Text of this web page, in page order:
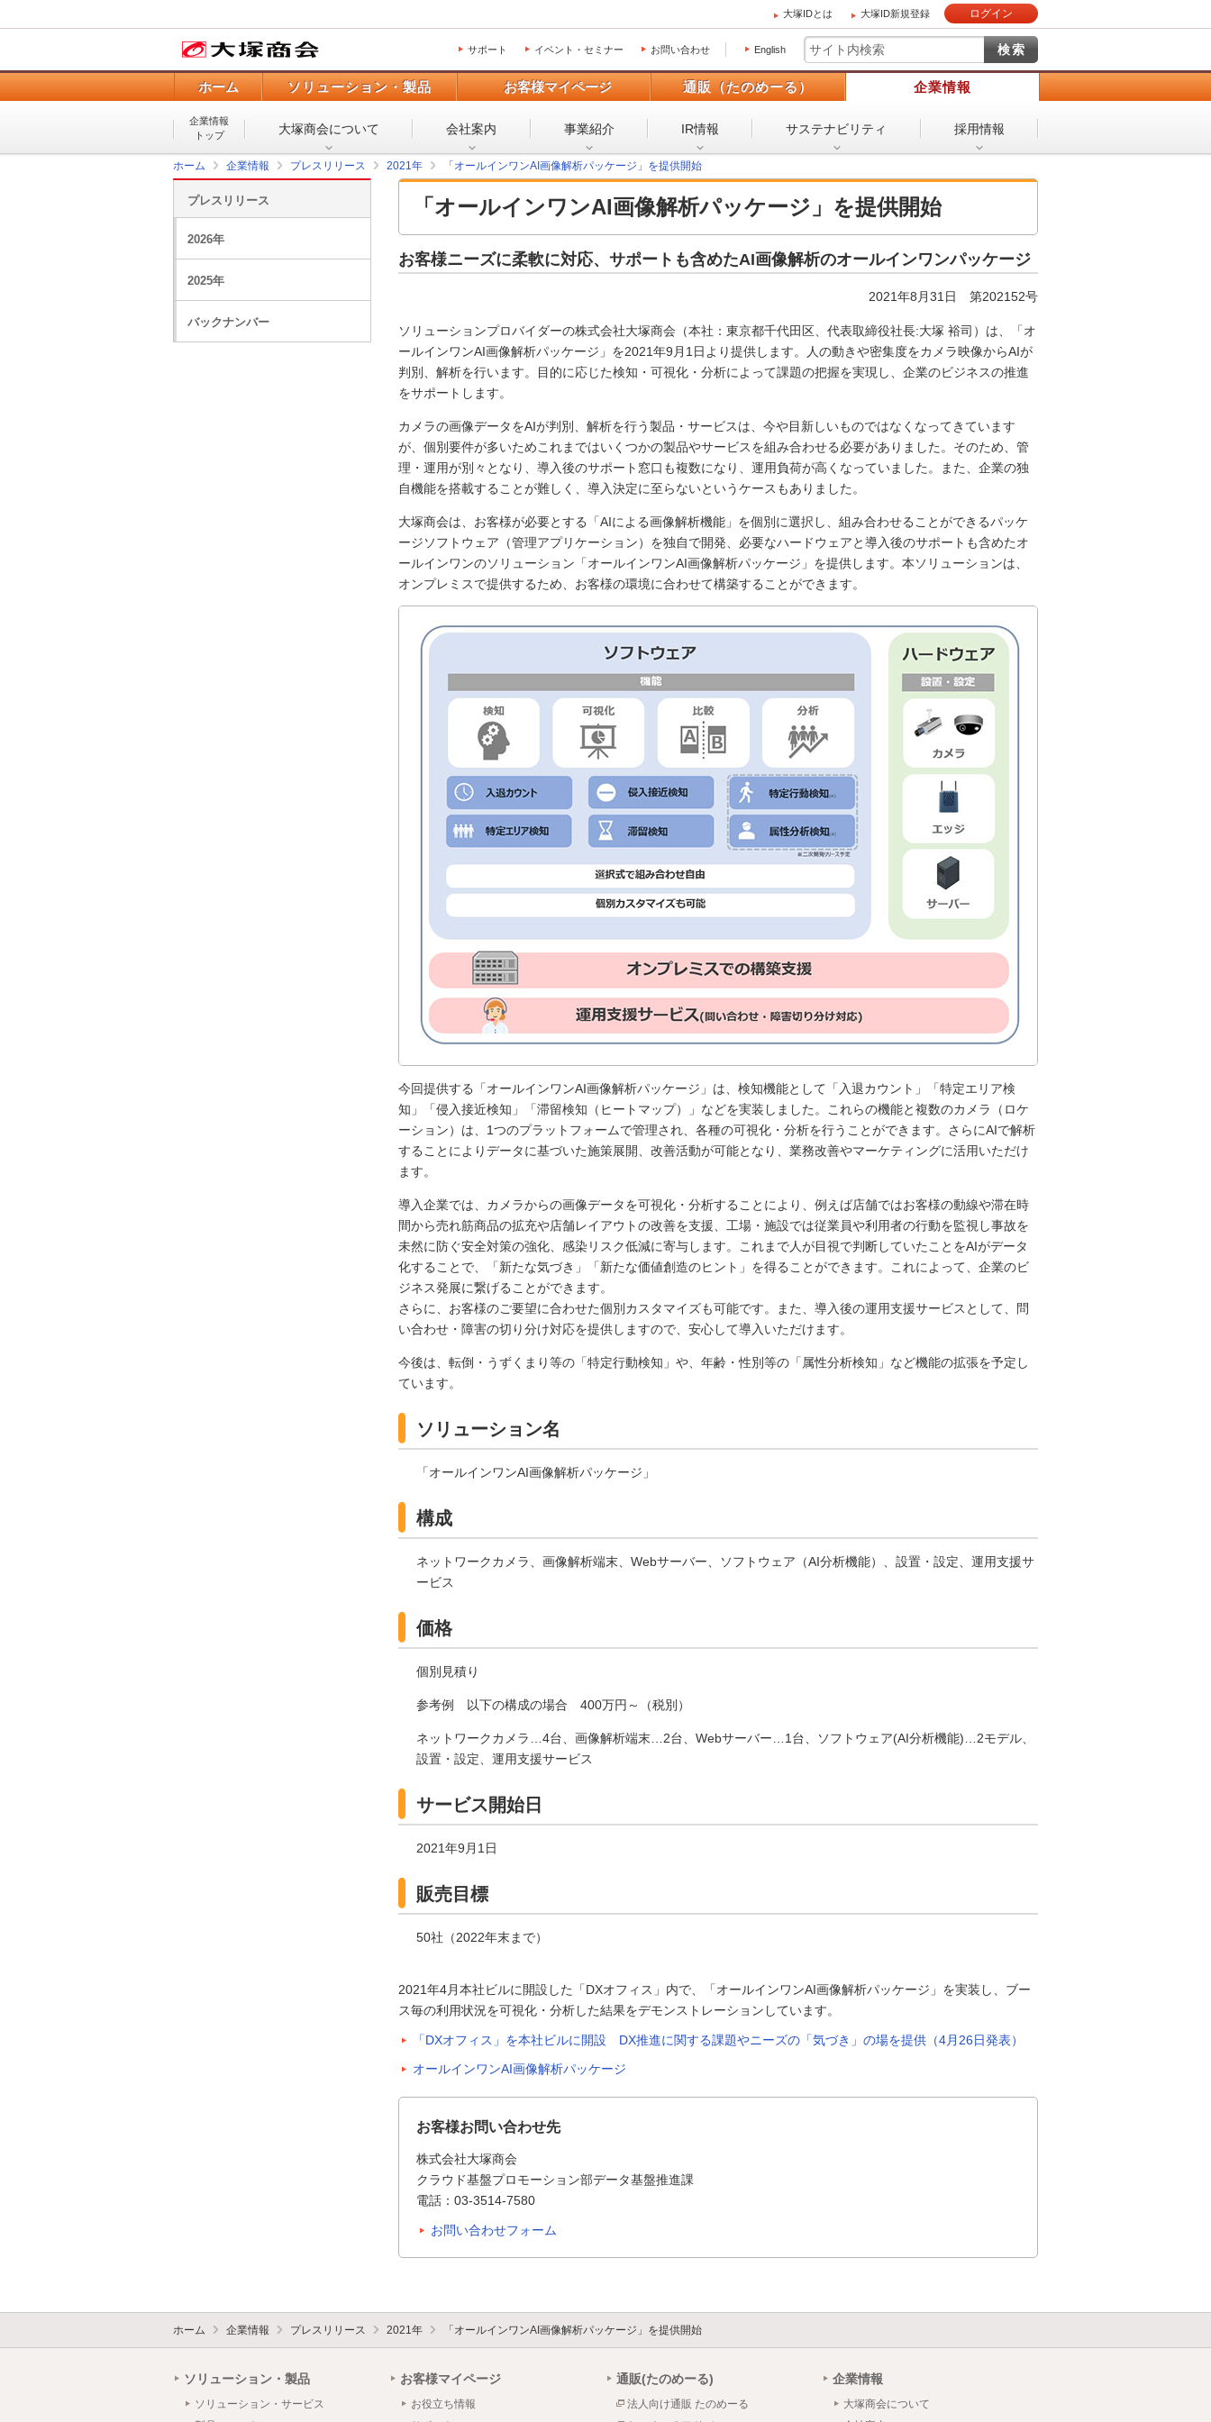
大塚IDとは 大塚ID新規登録 ログイン
サポート イベント・セミナー お問い合わせ English
ホーム ソリューション・製品 お客様マイページ 通販（たのめーる） 企業情報
企業情報
トップ
大塚商会について 会社案内 事業紹介 IR情報 サステナビリティ 採用情報
ホーム 企業情報 プレスリリース 2021年 「オールインワンAI画像解析パッケージ」を提供開始
「オールインワンAI画像解析パッケージ」を提供開始
お客様ニーズに柔軟に対応、サポートも含めたAI画像解析のオールインワンパッケージ
2021年8月31日 第202152号
ソリューションプロバイダーの株式会社大塚商会（本社：東京都千代田区、代表取締役社長:大塚 裕司）は、「オ
ールインワンAI画像解析パッケージ」を2021年9月1日より提供します。人の動きや密集度をカメラ映像からAIが
判別、解析を行います。目的に応じた検知・可視化・分析によって課題の把握を実現し、企業のビジネスの推進
をサポートします。
カメラの画像データをAIが判別、解析を行う製品・サービスは、今や目新しいものではなくなってきています
が、個別要件が多いためこれまではいくつかの製品やサービスを組み合わせる必要がありました。そのため、管
理・運用が別々となり、導入後のサポート窓口も複数になり、運用負荷が高くなっていました。また、企業の独
自機能を搭載することが難しく、導入決定に至らないというケースもありました。
大塚商会は、お客様が必要とする「AIによる画像解析機能」を個別に選択し、組み合わせることができるパッケ
ージソフトウェア（管理アプリケーション）を独自で開発、必要なハードウェアと導入後のサポートも含めたオ
ールインワンのソリューション「オールインワンAI画像解析パッケージ」を提供します。本ソリューションは、
オンプレミスで提供するため、お客様の環境に合わせて構築することができます。
今回提供する「オールインワンAI画像解析パッケージ」は、検知機能として「入退カウント」「特定エリア検
知」「侵入接近検知」「滞留検知（ヒートマップ）」などを実装しました。これらの機能と複数のカメラ（ロケ
ーション）は、1つのプラットフォームで管理され、各種の可視化・分析を行うことができます。さらにAIで解析
することによりデータに基づいた施策展開、改善活動が可能となり、業務改善やマーケティングに活用いただけ
ます。
導入企業では、カメラからの画像データを可視化・分析することにより、例えば店舗ではお客様の動線や滞在時
間から売れ筋商品の拡充や店舗レイアウトの改善を支援、工場・施設では従業員や利用者の行動を監視し事故を
未然に防ぐ安全対策の強化、感染リスク低減に寄与します。これまで人が目視で判断していたことをAIがデータ
化することで、「新たな気づき」「新たな価値創造のヒント」を得ることができます。これによって、企業のビ
ジネス発展に繋げることができます。
さらに、お客様のご要望に合わせた個別カスタマイズも可能です。また、導入後の運用支援サービスとして、問
い合わせ・障害の切り分け対応を提供しますので、安心して導入いただけます。
今後は、転倒・うずくまり等の「特定行動検知」や、年齢・性別等の「属性分析検知」など機能の拡張を予定し
ています。
ソリューション名
「オールインワンAI画像解析パッケージ」
構成
ネットワークカメラ、画像解析端末、Webサーバー、ソフトウェア（AI分析機能）、設置・設定、運用支援サ
ービス
価格
個別見積り
参考例 以下の構成の場合 400万円～（税別）
ネットワークカメラ…4台、画像解析端末…2台、Webサーバー…1台、ソフトウェア(AI分析機能)…2モデル、
設置・設定、運用支援サービス
サービス開始日
2021年9月1日
販売目標
50社（2022年末まで）
2021年4月本社ビルに開設した「DXオフィス」内で、「オールインワンAI画像解析パッケージ」を実装し、ブー
ス毎の利用状況を可視化・分析した結果をデモンストレーションしています。
「DXオフィス」を本社ビルに開設 DX推進に関する課題やニーズの「気づき」の場を提供（4月26日発表）
オールインワンAI画像解析パッケージ
お客様お問い合わせ先
株式会社大塚商会
クラウド基盤プロモーション部データ基盤推進課
電話：03-3514-7580
お問い合わせフォーム
プレスリリース
2026年
2025年
バックナンバー
ホーム 企業情報 プレスリリース 2021年 「オールインワンAI画像解析パッケージ」を提供開始
ソリューション・製品
ソリューション・サービス
お客様マイページ
お役立ち情報
通販(たのめーる)
法人向け通販 たのめーる
企業情報
大塚商会について